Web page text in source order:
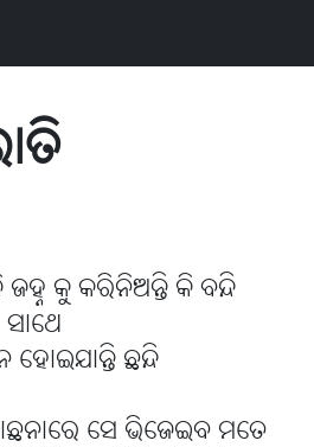
କୁ କରିନିଅନ୍ତି କି ବନ୍ଦି
ସାଥେ
ହୋଇଯାନ୍ତି ଛନ୍ଦି
ସେ ଭିଜେଇବ ମତେ